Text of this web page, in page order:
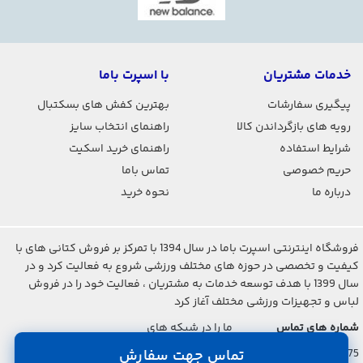
تماس جهت سفارش
خدمات مشتریان
پیگیری سفارشات
رویه های بازگرداندن کالا
شرایط استفاده
حریم خصوصی
درباره ما
با اسپرت باما
بهترین کفش های بسکتبال
راهنمای انتخاب سایز
راهنمای خرید اسکیت
تماس باما
نحوه خرید
فروشگاه اینترنتی اسپرت باما در سال 1394 با تمرکز بر فروش کتانی های با
کیفیت و تخصصی در حوزه های مختلف ورزشی شروع به فعالیت کرد و در
سال 1399 با هدف توسعه خدمات به مشتریان ، فعالیت خود را در فروش
لباس و تجهیزات ورزشی مختلف آغاز کرد
شماره های تماس
021-2842-7275
ما را در شبکه های
اجتماعی دنبال کنید